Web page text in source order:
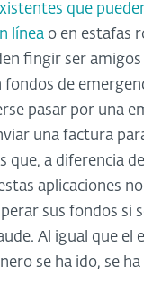
que
línea o en estafas
fingir ser
fondos de
pasar por una
una factura
que, a diferencia
aplicaciones
sus fondos si
Al igual que el
se ha ido, se ha